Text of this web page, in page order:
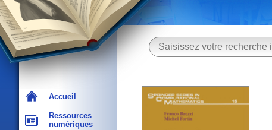
Accueil
Ressources
numériques